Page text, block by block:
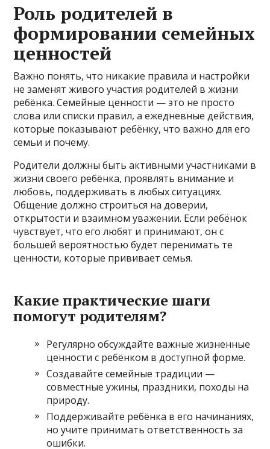
Роль родителей в
формировании семейных
ценностей
Важно понять, что никакие правила и настройки
не заменят живого участия родителей в жизни
ребёнка. Семейные ценности — это не просто
слова или списки правил, а ежедневные действия,
которые показывают ребёнку, что важно для его
семьи и почему.
Родители должны быть активными участниками в
жизни своего ребёнка, проявлять внимание и
любовь, поддерживать в любых ситуациях.
Общение должно строиться на доверии,
открытости и взаимном уважении. Если ребёнок
чувствует, что его любят и принимают, он с
большей вероятностью будет перенимать те
ценности, которые прививает семья.
Какие практические шаги
помогут родителям?
Регулярно обсуждайте важные жизненные
ценности с ребёнком в доступной форме.
Создавайте семейные традиции —
совместные ужины, праздники, походы на
природу.
Поддерживайте ребёнка в его начинаниях,
но учите принимать ответственность за
ошибки.